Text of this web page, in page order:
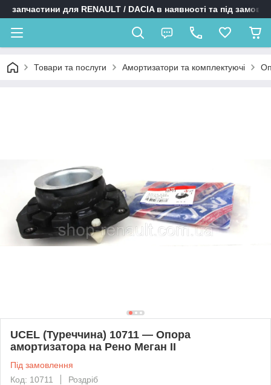
запчастини для RENAULT / DACIA в наявності та під
Товари та послуги Амортизатори та комплектуючі
UCEL (Туреччина) 10711 — Опора
амортизатора на Рено Меган II
Під замовлення
Код: 10711
Роздріб